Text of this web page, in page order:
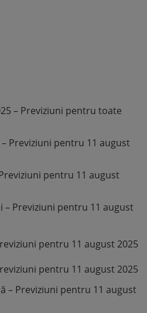
– Previziuni pentru toate
Previziuni pentru 11 august
pentru 11 august
Previziuni pentru 11 august
pentru 11 august 2025
pentru 11 august 2025
– Previziuni pentru 11 august